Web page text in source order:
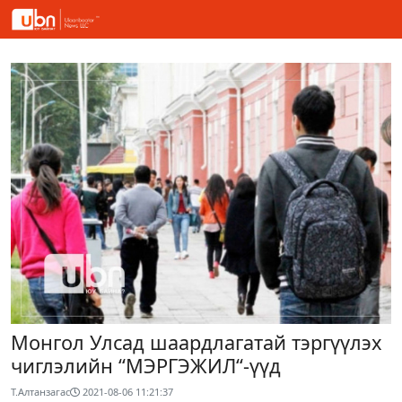
Монгол Улсад шаардлагатай тэргүүлэх
чиглэлийн “МЭРГЭЖИЛ“-үүд
Т.Алтанзагас 2021-08-06 11:21:37